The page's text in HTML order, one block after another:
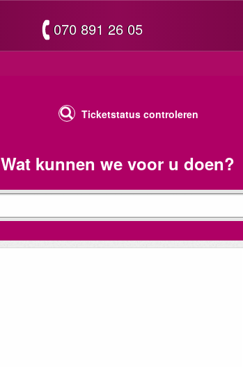
070 891 26 05
Ticketstatus controleren
Wat kunnen we voor u doen?